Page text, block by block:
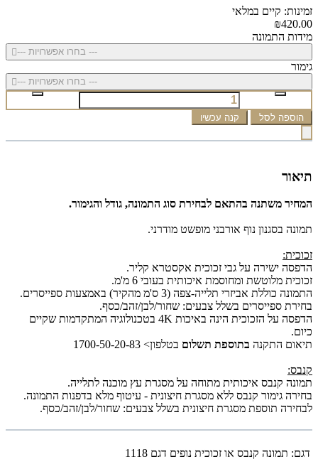
זמינות: קיים במלאי
₪420.00
מידות התמונה
--- בחרו אפשרויות ---
גימור
--- בחרו אפשרויות ---
הוספה לסל קנה עכשיו
תיאור
המחיר משתנה בהתאם לבחירת סוג התמונה, גודל והגימור.
תמונה בסגנון נוף אורבני מופשט מודרני.
זכוכית:
הדפסה ישירה על גבי זכוכית אקסטרא קליר.
זכוכית מלוטשת ומחוסמת איכותית בעובי 6 מ'מ.
התמונה כוללת אביזרי תלייה-צפה (3 ס'מ מהקיר) באמצעות ספייסרים.
בחירת ספייסרים בשלל צבעים: שחור/לבן/זהב/כסף.
הדפסה על הזכוכית הינה באיכות 4K בטכנולוגיה המתקדמות שקיים
כיום.
תיאום התקנה בתוספת תשלום בטלפון> 1700-50-20-83
קנבס:
תמונה קנבס איכותית מתוחה על מסגרת עץ מוכנה לתלייה.
בחירה גימור קנבס ללא מסגרת חיצונית - עיטוף מלא בדפנות התמונה.
לבחירה תוספת מסגרת חיצונית בשלל צבעים: שחור/לבן/זהב/כסף.
דגם: תמונה קנבס או זכוכית נופים דגם 1118